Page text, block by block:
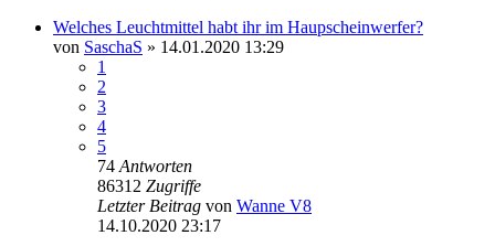
Welches Leuchtmittel habt ihr im Haupscheinwerfer?
von SaschaS » 14.01.2020 13:29
1
2
3
4
5
74 Antworten
86312 Zugriffe
Letzter Beitrag von Wanne V8
14.10.2020 23:17